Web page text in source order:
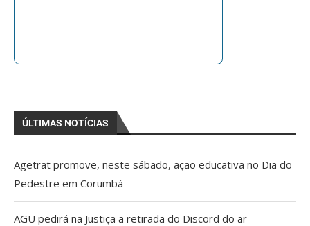
ÚLTIMAS NOTÍCIAS
Agetrat promove, neste sábado, ação educativa no Dia do
Pedestre em Corumbá
AGU pedirá na Justiça a retirada do Discord do ar